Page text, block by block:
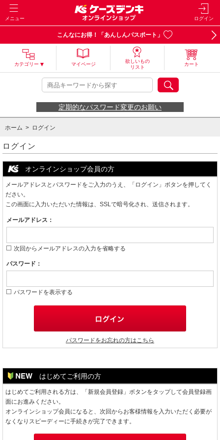
メニュー ログイン
こんなにお得！「あんしんパスポート」
カテゴリー マイページ
欲しいもの
リスト
カート
定期的なパスワード変更のお願い
ホーム > ログイン
ログイン
オンラインショップ会員の方
メールアドレスとパスワードをご入力のうえ、「ログイン」ボタンを押してく
ださい。
この画面に入力いただいた情報は、SSLで暗号化され、送信されます。
メールアドレス：
次回からメールアドレスの入力を省略する
パスワード：
パスワードを表示する
パスワードをお忘れの方はこちら
はじめてご利用の方
はじめてご利用される方は、「新規会員登録」ボタンをタップして会員登録画
面にお進みください。
オンラインショップ会員になると、次回からお客様情報を入力いただく必要が
なくなりスピーディーに手続きが完了できます。